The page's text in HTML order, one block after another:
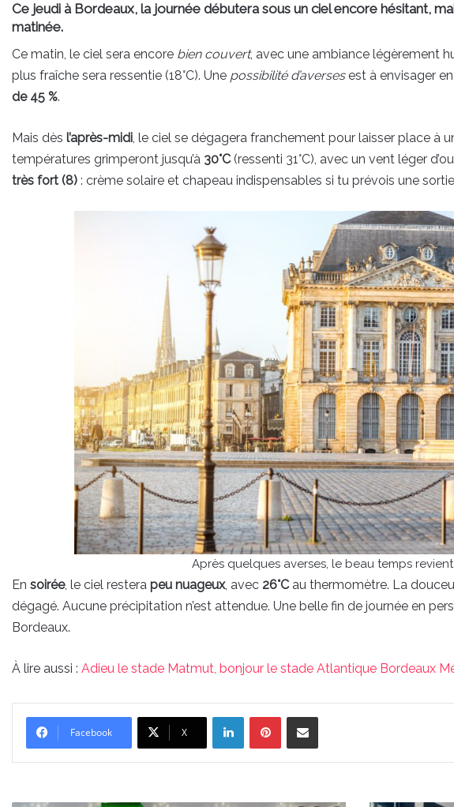
Ce jeudi à Bordeaux, la journée débutera sous un ciel encore hésitant,
matinée.
Ce matin, le ciel sera encore bien couvert, avec une ambiance légèrement
plus fraîche sera ressentie (18°C). Une possibilité d’aversesest à envisager
de 45 %.
Mais dès l’après-midi, le ciel se dégagera franchement pour laisser place à
températures grimperont jusqu’à 30°C(ressenti 31°C), avec un vent léger
très fort (8) : crème solaire et chapeau indispensables si tu prévois une
Après quelques averses, le beau temps
En soirée, le ciel restera peu nuageux, avec 26°Cau thermomètre. La
dégagé. Aucune précipitation n’est attendue. Une belle fin de journée en
Bordeaux.
À lire aussi : Adieu le stade Matmut, bonjour le stade Atlantique Bordeaux
Facebook X
LinkedinPinterestPartager par email